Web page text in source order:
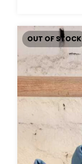
OUT OF STOCK